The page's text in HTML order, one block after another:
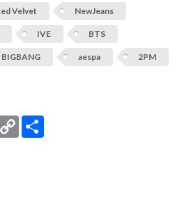
Velvet NewJeans
IVE BTS
BIGBANG aespa 2PM
Copy
Link